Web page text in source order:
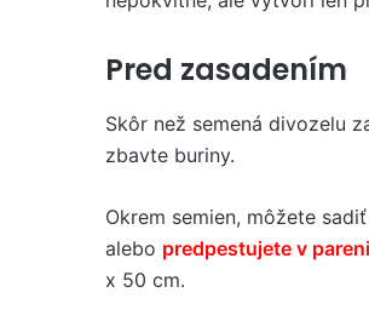
Pred zasadením
Skôr než semená divozelu
zbavte buriny.
Okrem semien, môžete
alebo predpestujete v
x 50 cm.